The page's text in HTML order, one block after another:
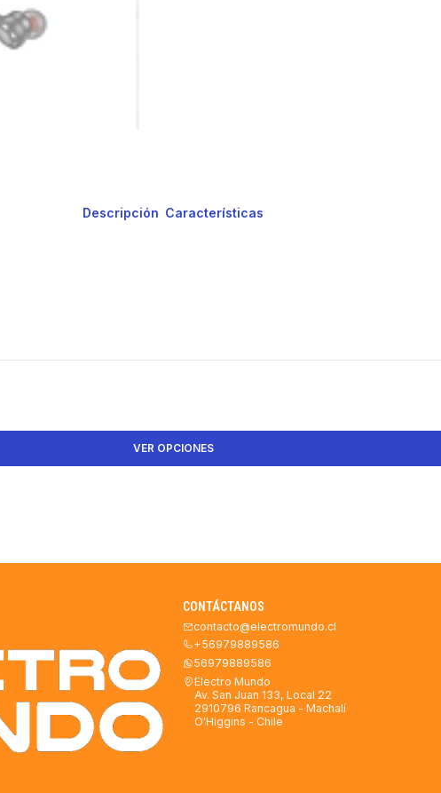
Descripción Características
VER OPCIONES
CONTÁCTANOS
contacto@electromundo.cl
+56979889586
56979889586
Electro Mundo
Av. San Juan 133, Local 22
2910796 Rancagua - Machalí
O'Higgins - Chile